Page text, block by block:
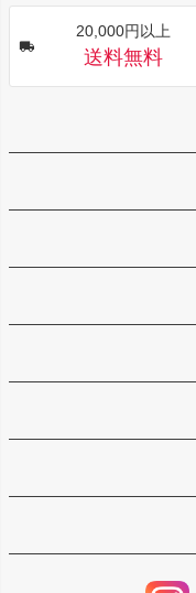
20,000円以上
送料無料